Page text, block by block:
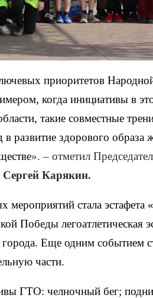
приоритетов
когда инициативы в
такие совместные
развитие здорового
». – отметил
Сергей Карякин.
стала
Победы легоатлетическая
Еще одним событием
части.
ГТО: челночный бег;